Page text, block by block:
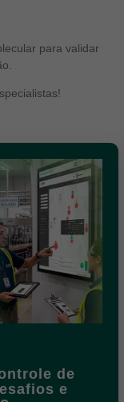
para validar
de
e